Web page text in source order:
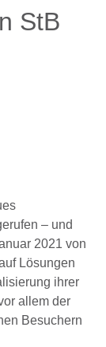
StB
– und
2021 von
Lösungen
ihrer
allem der
Besuchern